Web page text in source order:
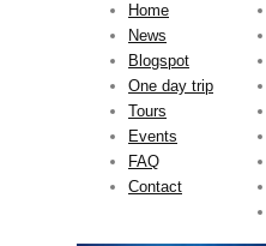
Home
News
Blogspot
One day trip
Tours
Events
FAQ
Contact